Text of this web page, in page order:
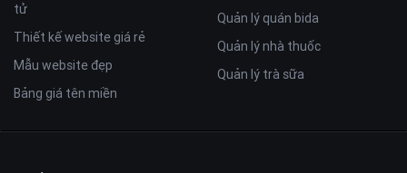
tử
Thiết kế website giá rẻ
Mẫu website đẹp
Bảng giá tên miền
Quản lý quán bida
Quản lý nhà thuốc
Quản lý trà sữa